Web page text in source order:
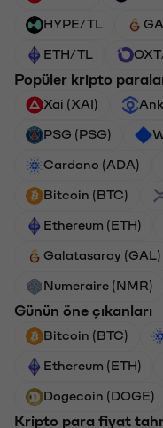
HYPE/TL
ETH/TL
Popüler kripto
Xai (XAI)
PSG (PSG)
Cardano (ADA)
Bitcoin (BTC)
Ethereum (ETH)
Galatasaray (GAL)
Numeraire (NMR)
Günün öne çıkanları
Bitcoin (BTC)
Ethereum (ETH)
Dogecoin (DOGE)
Kripto para fiyat